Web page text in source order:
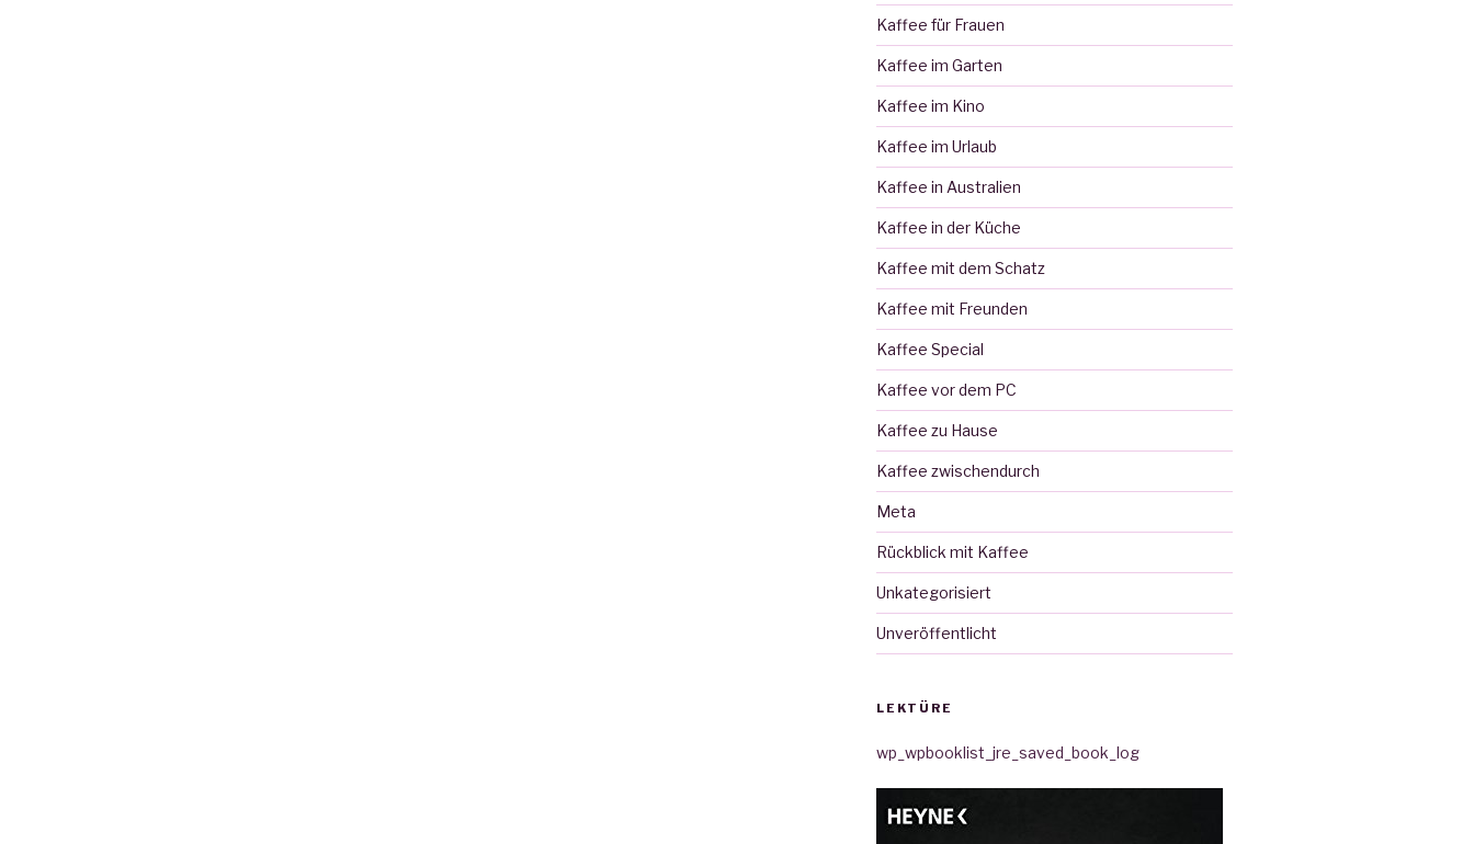
Kaffee für Frauen
Kaffee im Garten
Kaffee im Kino
Kaffee im Urlaub
Kaffee in Australien
Kaffee in der Küche
Kaffee mit dem Schatz
Kaffee mit Freunden
Kaffee Special
Kaffee vor dem PC
Kaffee zu Hause
Kaffee zwischendurch
Meta
Rückblick mit Kaffee
Unkategorisiert
Unveröffentlicht
LEKTÜRE
wp_wpbooklist_jre_saved_book_log